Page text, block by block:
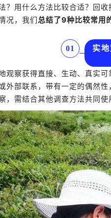
？ 用什么方法比较合适？回收
况，我们总结了9种比较常用
01 实
观察获得直接、生动、真实可
外部联系，带有一定的偶然
，需结合其他调查方法共同使